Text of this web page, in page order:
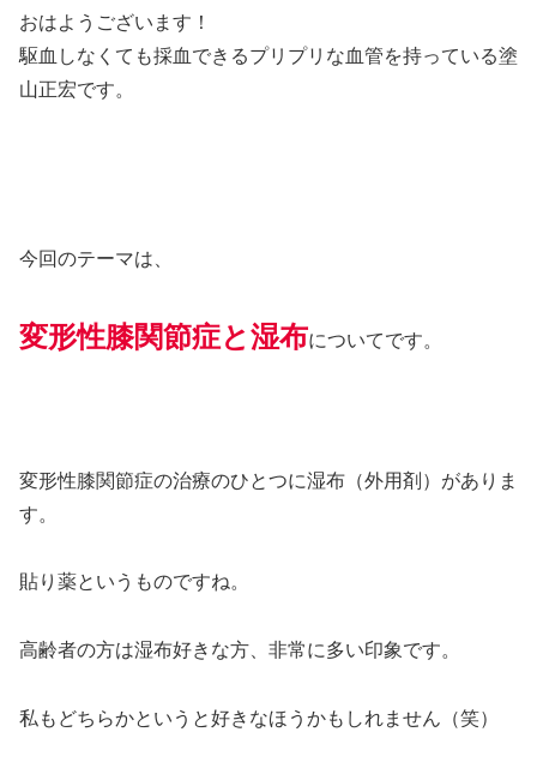
おはようございます！
駆血しなくても採血できるプリプリな血管を持っている塗
山正宏です。
今回のテーマは、
変形性膝関節症と湿布についてです。
変形性膝関節症の治療のひとつに湿布（外用剤）がありま
す。
貼り薬というものですね。
高齢者の方は湿布好きな方、非常に多い印象です。
私もどちらかというと好きなほうかもしれません（笑）